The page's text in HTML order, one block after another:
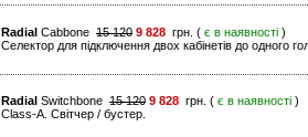
Radial Cabbone 15 120 9 828 грн. ( є в наявності )
Селектор для підключення двох кабінетів до одного
Radial Switchbone 15 120 9 828 грн. ( є в наявності )
Class-A. Світчер / бустер.